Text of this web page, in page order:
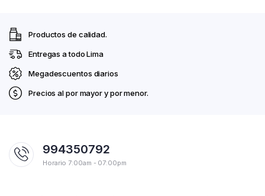
Productos de calidad.
Entregas a todo Lima
Megadescuentos diarios
Precios al por mayor y por menor.
994350792
Horario 7:00am - 07:00pm